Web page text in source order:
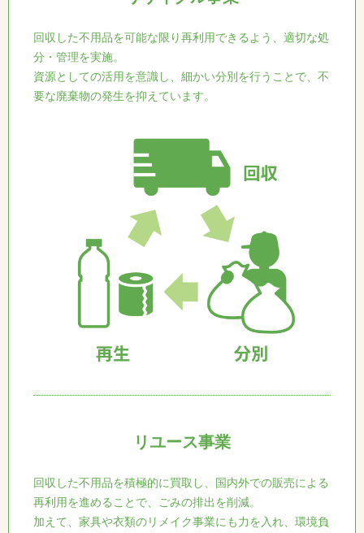
回収した不用品を可能な限り再利用できるよう、適切な処
分・管理を実施。
資源としての活用を意識し、細かい分別を行うことで、不
要な廃棄物の発生を抑えています。
リユース事業
回収した不用品を積極的に買取し、国内外での販売による
再利用を進めることで、ごみの排出を削減。
加えて、家具や衣類のリメイク事業にも力を入れ、環境負